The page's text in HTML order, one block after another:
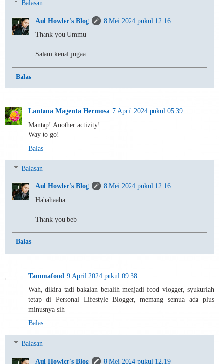
Balasan
Aul Howler's Blog
8 Mei 2024 pukul 12.16
Thank you Ummu
Salam kenal jugaa
Balas
Lantana Magenta Hermosa 7 April 2024 pukul 05.39
Mantap! Another activity!
Way to go!
Balas
Balasan
Aul Howler's Blog
8 Mei 2024 pukul 12.16
Hahahaaha
Thank you beb
Balas
Tammafood 9 April 2024 pukul 09.38
Wah, dikira tadi bakalan beralih menjadi food vlogger, syukurlah
tetap di Personal Lifestyle Blogger, memang semua ada plus
minusnya sih
Balas
Balasan
Aul Howler's Blog
8 Mei 2024 pukul 12.19